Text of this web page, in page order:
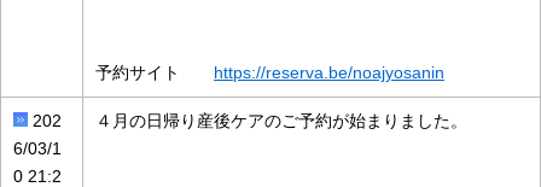
予約サイト https://reserva.be/noajyosanin
202
6/03/1
0 21:2
４月の日帰り産後ケアのご予約が始まりました。